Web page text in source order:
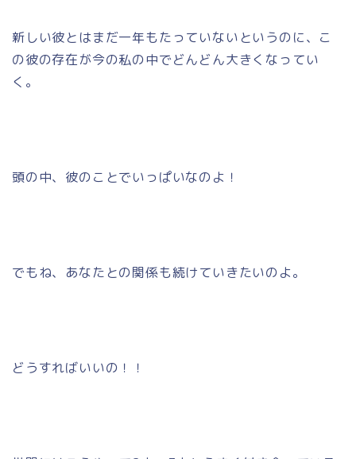
新しい彼とはまだ一年もたっていないというのに、こ
の彼の存在が今の私の中でどんどん大きくなってい
く。
頭の中、彼のことでいっぱいなのよ！
でもね、あなたとの関係も続けていきたいのよ。
どうすればいいの！！